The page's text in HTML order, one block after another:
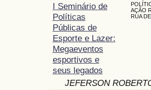
I Seminário de
Políticas
Públicas de
Esporte e Lazer:
Megaeventos
esportivos e
seus legados
AÇÃO
RUA
JEFERSON